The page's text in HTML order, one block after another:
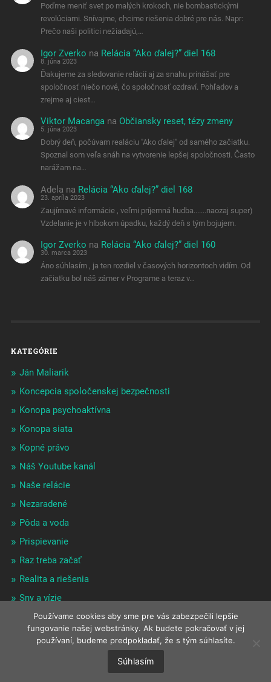
Poďme meniť svet po malých krokoch, nie bombastickými
revolúciami. Snívajme, chcime riešenia dobré pre nás. Napr:
Prečo naši politici nežiadajú,…
Igor Zverko na Relácia “Ako ďalej?” diel 168
8. júna 2023
Ďakujeme za sledovanie relácií aj za snahu prinášať pre
spoločnosť niečo nové, čo spoločnosť ozdraví. Pohľadov a
zrejme aj ciest…
Viktor Macanga na Občiansky reset, tézy zmeny
5. júna 2023
Dobrý deň, počúvam realáciu "Ako ďalej" od samého začiatku.
Spoznal som veľa snáh na vytvorenie lepšej spoločnosti. Často
narážam na…
Adela na Relácia “Ako ďalej?” diel 168
23. apríla 2023
Zaujímavé informácie , veľmi príjemná hudba.......naozaj super)
Vzdelanie je v hlbokom úpadku, každý deň s tým bojujem.
Igor Zverko na Relácia “Ako ďalej?” diel 160
30. marca 2023
Áno súhlasím , ja ten rozdiel v časových horizontoch vidím. Od
začiatku bol náš zámer v Programe a teraz v…
KATEGÓRIE
Ján Maliarik
Koncepcia spoločenskej bezpečnosti
Konopa psychoaktívna
Konopa siata
Kopné právo
Náš Youtube kanál
Naše relácie
Nezaradené
Pôda a voda
Prispievanie
Raz treba začať
Realita a riešenia
Sny a vízie
Zaujímavé odrazy
DŔŽAVA SLOVENSKO
Používame cookies aby sme pre vás zabezpečili lepšie
fungovanie našej webstránky. Ak budete pokračovať v jej
používaní, budeme predpokladať, že s tým súhlasíte.
Súhlasím